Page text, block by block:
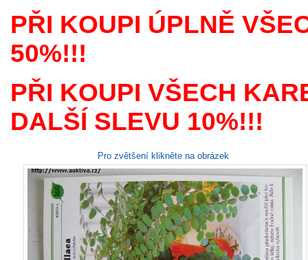
PŘI KOUPI ÚPLNĚ
50%!!!
PŘI KOUPI VŠECH
DALŠÍ SLEVU 10%!!!
Pro zvětšení klikněte na obrázek